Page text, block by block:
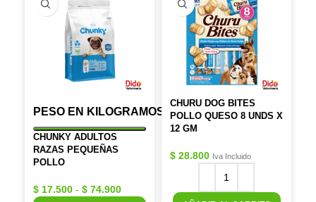
PESO EN KILOGRAMOS
CHUNKY ADULTOS
RAZAS PEQUEÑAS
POLLO
$ 17.500 - $ 74.900
CHURU DOG BITES
POLLO QUESO 8 UNDS X
12 GM
$ 28.800 Iva Incluido